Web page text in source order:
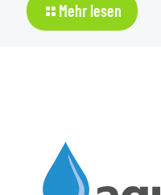
Mehr lesen
Was
wichtig?